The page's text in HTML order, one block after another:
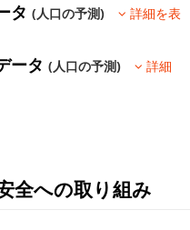
タ(人口の予測)
詳細を表
ータ(人口の予測)
詳細
全への取り組み